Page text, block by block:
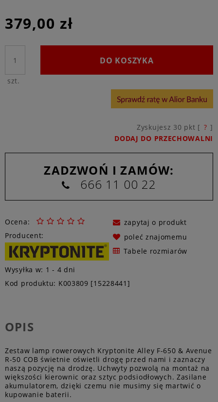
379,00 zł
szt.
DO KOSZYKA
Zyskujesz 30 pkt [ ? ]
DODAJ DO PRZECHOWALNI
ZADZWOŃ I ZAMÓW:
666 11 00 22
Ocena:
Producent:
Wysyłka w: 1 - 4 dni
zapytaj o produkt
poleć znajomemu
Tabele rozmiarów
Kod produktu: K003809 [15228441]
OPIS
Zestaw lamp rowerowych Kryptonite Alley F-650 & Avenue
R-50 COB świetnie oświetli drogę przed nami i zaznaczy
naszą pozycję na drodzę. Uchwyty pozwolą na montaż na
większości kierownic oraz sztyc podsiodłowych. Zasilane
akumulatorem, dzięki czemu nie musimy się martwić o
kupowanie baterii.